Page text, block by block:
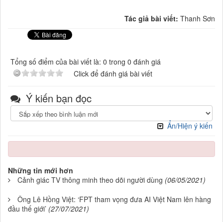
Tác giả bài viết: Thanh Sơn
Tổng số điểm của bài viết là: 0 trong 0 đánh giá
Click để đánh giá bài viết
Ý kiến bạn đọc
Ẩn/Hiện ý kiến
Những tin mới hơn
Cảnh giác TV thông minh theo dõi người dùng (06/05/2021)
Ông Lê Hồng Việt: ‘FPT tham vọng đưa AI Việt Nam lên hàng
đầu thế giới’ (27/07/2021)